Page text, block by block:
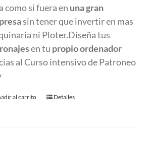
como si fuera en una gran
sin tener que invertir en mas
ni Ploter.Diseña tus
en tu propio ordenador
al Curso intensivo de Patroneo
al carrito Detalles